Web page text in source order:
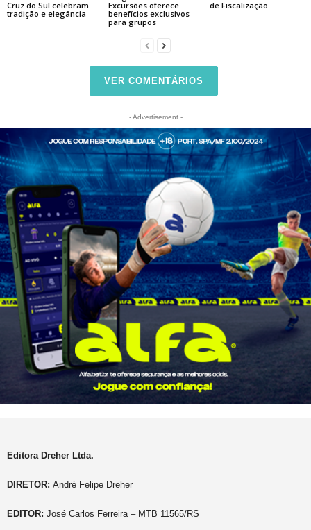
Cruz do Sul celebram
tradição e elegância
Excursões oferece
benefícios exclusivos
para grupos
de Fiscalização
VER COMENTÁRIOS
- Advertisement -
Editora Dreher Ltda.
DIRETOR: André Felipe Dreher
EDITOR: José Carlos Ferreira – MTB 11565/RS